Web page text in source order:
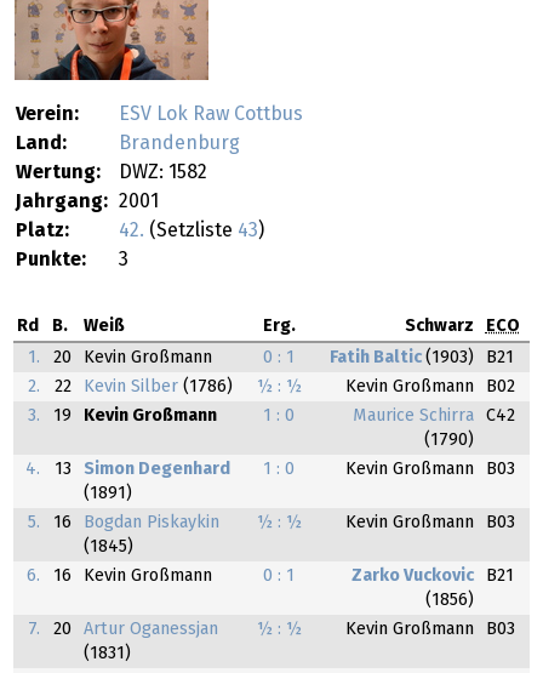
Verein:
ESV Lok Raw Cottbus
Land:
Brandenburg
Wertung:
DWZ: 1582
Jahrgang: 2001
Platz:
42. (Setzliste 43)
Punkte:
3
Rd B. Weiß Erg. Schwarz
ECO
1.
20 Kevin Großmann 0 : 1 Fatih Baltic (1903)
B21
2.
22 Kevin Silber (1786) ½ : ½ Kevin Großmann
B02
3.
19 Kevin Großmann 1 : 0
Maurice Schirra
(1790)
C42
4. 13
Simon Degenhard
(1891)
1 : 0 Kevin Großmann B03
5. 16
Bogdan Piskaykin
(1845)
½ : ½ Kevin Großmann B03
6. 16 Kevin Großmann 0 : 1
Zarko Vuckovic
(1856)
B21
7. 20
Artur Oganessjan
(1831)
½ : ½ Kevin Großmann B03